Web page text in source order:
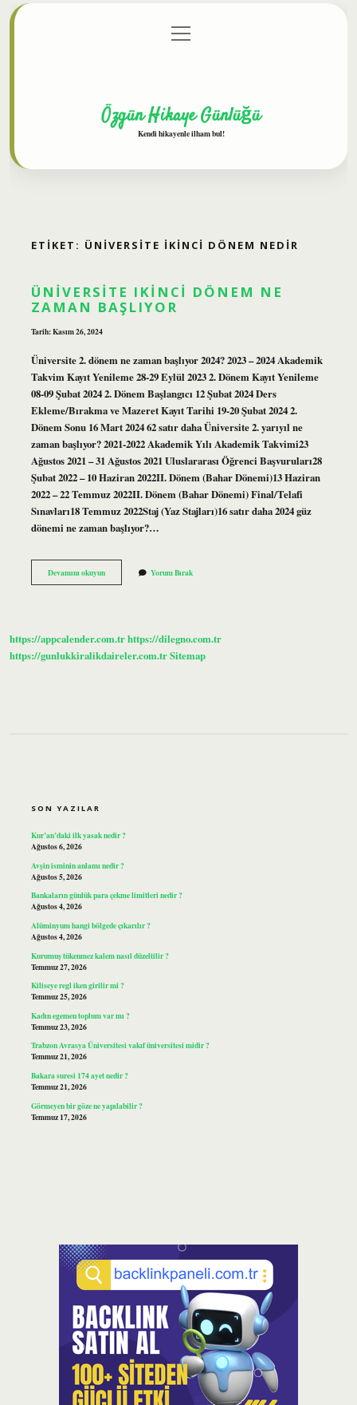
Gizlilik Politikası
menüyü
aç
Özgün Hikaye Günlüğü
Kendi hikayenle ilham bul!
ETIKET: ÜNIVERSITE IKINCI DÖNEM NEDIR
ÜNIVERSITE IKINCI DÖNEM NE
ZAMAN BAŞLIYOR
Tarih: Kasım 26, 2024
Üniversite 2. dönem ne zaman başlıyor 2024? 2023 – 2024 Akademik
Takvim Kayıt Yenileme 28-29 Eylül 2023 2. Dönem Kayıt Yenileme
08-09 Şubat 2024 2. Dönem Başlangıcı 12 Şubat 2024 Ders
Ekleme/Bırakma ve Mazeret Kayıt Tarihi 19-20 Şubat 2024 2.
Dönem Sonu 16 Mart 2024 62 satır daha Üniversite 2. yarıyıl ne
zaman başlıyor? 2021-2022 Akademik Yılı Akademik Takvimi23
Ağustos 2021 – 31 Ağustos 2021 Uluslararası Öğrenci Başvuruları28
Şubat 2022 – 10 Haziran 2022II. Dönem (Bahar Dönemi)13 Haziran
2022 – 22 Temmuz 2022II. Dönem (Bahar Dönemi) Final/Telafi
Sınavları18 Temmuz 2022Staj (Yaz Stajları)16 satır daha 2024 güz
dönemi ne zaman başlıyor?…
Devamını okuyunÜniversite
Ikinci
Yorum Bırak
https://appcalender.com.trhttps://dilegno.com.tr
https://gunlukkiralikdaireler.com.trSitemap
SON YAZILAR
Kur’an’daki ilk yasak nedir ?
Ağustos 6, 2026
Avşin isminin anlamı nedir ?
Ağustos 5, 2026
Bankaların günlük para çekme limitleri nedir ?
Ağustos 4, 2026
Alüminyum hangi bölgede çıkarılır ?
Ağustos 4, 2026
Kurumuş tükenmez kalem nasıl düzeltilir ?
Temmuz 27, 2026
Kiliseye regl iken girilir mi ?
Temmuz 25, 2026
Kadın egemen toplum var mı ?
Temmuz 23, 2026
Trabzon Avrasya Üniversitesi vakıf üniversitesi midir ?
Temmuz 21, 2026
Bakara suresi 174 ayet nedir ?
Temmuz 21, 2026
Görmeyen bir göze ne yapılabilir ?
Temmuz 17, 2026